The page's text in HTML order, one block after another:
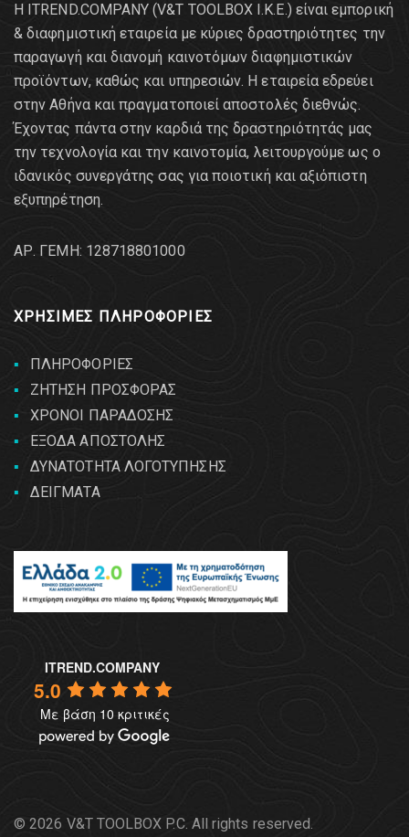
Η ITREND.COMPANY (V&T TOOLBOX Ι.Κ.Ε.) είναι εμπορική
& διαφημιστική εταιρεία με κύριες δραστηριότητες την
παραγωγή και διανομή καινοτόμων διαφημιστικών
προϊόντων, καθώς και υπηρεσιών. Η εταιρεία εδρεύει
στην Αθήνα και πραγματοποιεί αποστολές διεθνώς.
Έχοντας πάντα στην καρδιά της δραστηριότητάς μας
την τεχνολογία και την καινοτομία, λειτουργούμε ως ο
ιδανικός συνεργάτης σας για ποιοτική και αξιόπιστη
εξυπηρέτηση.
AΡ. ΓΕΜΗ: 128718801000
ΧΡΗΣΙΜΕΣ ΠΛΗΡΟΦΟΡΙΕΣ
ΠΛΗΡΟΦΟΡΙΕΣ
ΖΗΤΗΣΗ ΠΡΟΣΦΟΡΑΣ
ΧΡΟΝΟΙ ΠΑΡΑΔΟΣΗΣ
ΕΞΟΔΑ ΑΠΟΣΤΟΛΗΣ
ΔΥΝΑΤΟΤΗΤΑ ΛΟΓΟΤΥΠΗΣΗΣ
ΔΕΙΓΜΑΤΑ
ITREND.COMPANY
5.0
Με βάση 10 κριτικές
© 2026 V&T TOOLBOX P.C. All rights reserved.